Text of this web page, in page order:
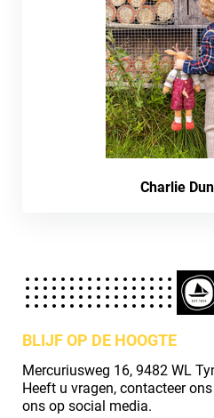
Charlie
BLIJF OP DE HOOGTE
Mercuriusweg 16, 9482 WL
Heeft u vragen, contacteer ons
ons op social media.